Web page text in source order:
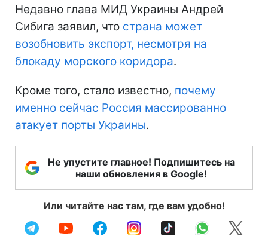
Недавно глава МИД Украины Андрей
Сибига заявил, что страна может
возобновить экспорт, несмотря на
блокаду морского коридора.
Кроме того, стало известно, почему
именно сейчас Россия массированно
атакует порты Украины.
Не упустите главное! Подпишитесь на
наши обновления в Google!
Или читайте нас там, где вам удобно!